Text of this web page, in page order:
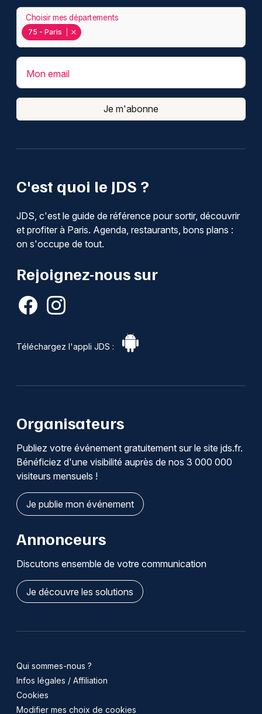
C'est quoi le JDS ?
JDS, c'est le guide de référence pour sortir, découvrir
et profiter à Paris. Agenda, restaurants, bons plans :
on s'occupe de tout.
Rejoignez-nous sur
Téléchargez l'appli JDS :
75 - Paris
Choisir mes départements
Mon email
Je m'abonne
Organisateurs
Publiez votre événement gratuitement sur le site jds.fr.
Bénéficiez d'une visibilité auprès de nos 3 000 000
visiteurs mensuels !
Je publie mon événement
Annonceurs
Discutons ensemble de votre communication
Je découvre les solutions
Qui sommes-nous ?
Infos légales / Affiliation
Cookies
Modifier mes choix de cookies